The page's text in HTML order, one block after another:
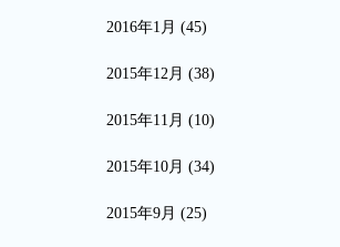
2016年1月 (45)
2015年12月 (38)
2015年11月 (10)
2015年10月 (34)
2015年9月 (25)